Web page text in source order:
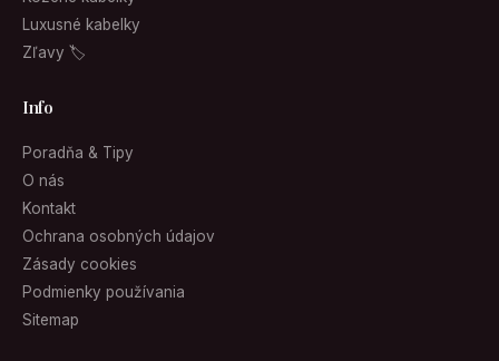
Luxusné kabelky
Zľavy 🏷
Info
Poradňa & Tipy
O nás
Kontakt
Ochrana osobných údajov
Zásady cookies
Podmienky používania
Sitemap